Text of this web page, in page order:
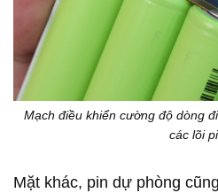
Mạch điều khiển cường độ dòng
các lõi
Mặt khác, pin dự phòng